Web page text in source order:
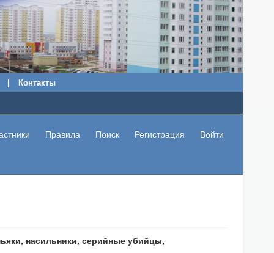
Контакты
Правила Поиск Регистрация Войти
насильники, серийные убийцы,